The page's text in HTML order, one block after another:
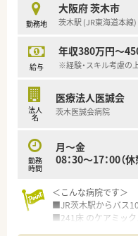
勤務地
大阪府 茨木市
茨木駅 (JR東海道本線)
給与
年収380万円～
※経験・スキル考慮の
法人
名
医療法人医誠会
茨木医誠会病院
勤務
時間
月～金
08：30～17：00（
＜こんな病院です＞
■JR茨木駅からバス
■241床 のケアミック